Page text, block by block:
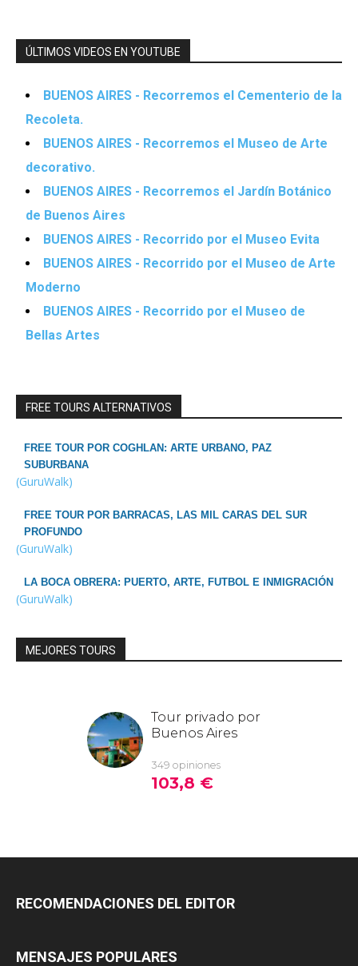
ÚLTIMOS VIDEOS EN YOUTUBE
BUENOS AIRES - Recorremos el Cementerio de la
Recoleta.
BUENOS AIRES - Recorremos el Museo de Arte
decorativo.
BUENOS AIRES - Recorremos el Jardín Botánico
de Buenos Aires
BUENOS AIRES - Recorrido por el Museo Evita
BUENOS AIRES - Recorrido por el Museo de Arte
Moderno
BUENOS AIRES - Recorrido por el Museo de
Bellas Artes
FREE TOURS ALTERNATIVOS
FREE TOUR POR COGHLAN: ARTE URBANO, PAZ
SUBURBANA
(GuruWalk)
FREE TOUR POR BARRACAS, LAS MIL CARAS DEL SUR
PROFUNDO
(GuruWalk)
LA BOCA OBRERA: PUERTO, ARTE, FUTBOL E INMIGRACIÓN
(GuruWalk)
MEJORES TOURS
RECOMENDACIONES DEL EDITOR
MENSAJES POPULARES